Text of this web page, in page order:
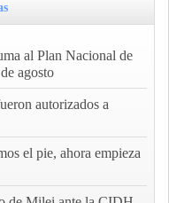
al Plan Nacional de
agosto
autorizados a
el pie, ahora empieza